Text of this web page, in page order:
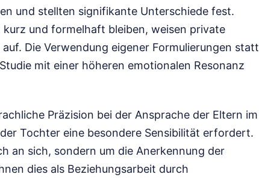
und stellten signifikante Unterschiede fest.
und formelhaft bleiben, weisen private
Die Verwendung eigener Formulierungen statt
mit einer höheren emotionalen Resonanz
Präzision bei der Ansprache der Eltern im
Tochter eine besondere Sensibilität erfordert.
an sich, sondern um die Anerkennung der
dies als Beziehungsarbeit durch